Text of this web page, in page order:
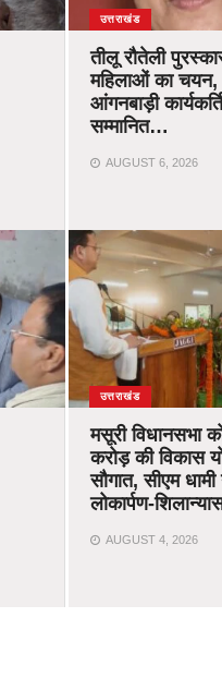
उत्तराखंड
तीलू रौतेली
महिलाओं का
आंगनबाड़ी
सम्मानित…
AUGUST 6, 2026
उत्तराखंड
मसूरी विधानसभा
करोड़ की विकास
सौगात, सीएम
लोकार्पण-
AUGUST 4, 2026